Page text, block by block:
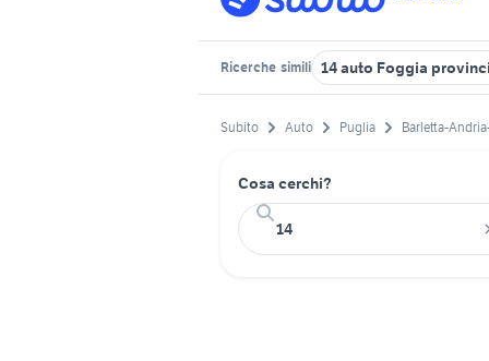
Ricerche simili 14 auto Foggia
Subito Auto Puglia Barletta-
Cosa cerchi?